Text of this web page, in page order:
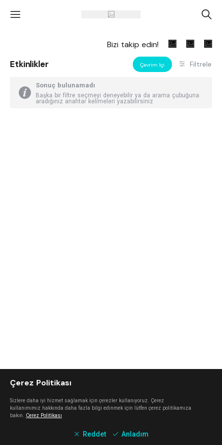
' A
Bizi takip edin!
Etkinlikler Çevrim Içi Filtrele
Sonuç bulunamadı
Başka bir filtre seçmeyi deneyebilir ya da arama çubuğuna
aradığınız anahtar kelimeleri yazabilirsiniz
Çerez Politikası
Sizlere daha iyi hizmet sağlamak için çerezler kullanıyoruz. Çerez
kullanımımız hakkında daha fazla bilgi edinmek için lütfen çerez politikamıza
bakın. Çerez Politikası
Reddet Anladım